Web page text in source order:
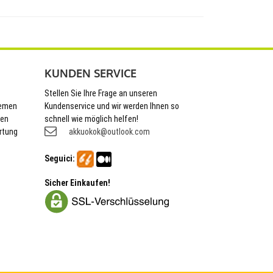
KUNDEN SERVICE
Stellen Sie Ihre Frage an unseren
Kundenservice und wir werden Ihnen so
schnell wie möglich helfen!
akkuokok@outlook.com
Seguici:
Sicher Einkaufen!